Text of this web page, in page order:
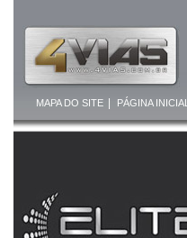
MAPA DO SITE| PÁGINA INICIAL